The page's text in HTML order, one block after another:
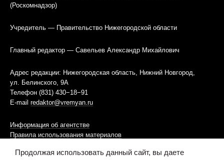
(Роскомнадзор)
Учредитель — Правительство Нижегородской области
Главный редактор — Савельев Александр Михайлович
Адрес редакции: Нижегородская область, Нижний Новгород,
ул. Белинского, 9А
Телефон (831) 430−18−91
E-mail redaktor@vremyan.ru
Информация об агентстве
Правила использования материалов
Информационная политика использования «cookies»-файлов
Продолжая использовать данный сайт, вы даете